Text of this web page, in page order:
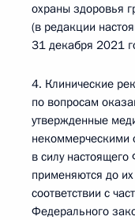
охраны здоровья
(в редакции
31 декабря 2021
4. Клинические
по вопросам
утвержденные
некоммерческими
в силу
применяются до
соответствии с
Федерального